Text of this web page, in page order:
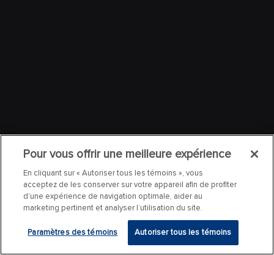
Pour vous offrir une meilleure expérience
En cliquant sur « Autoriser tous les témoins », vous
acceptez de les conserver sur votre appareil afin de profiter
d’une expérience de navigation optimale, aider au
marketing pertinent et analyser l’utilisation du site.
Paramètres des témoins Autoriser tous les témoins